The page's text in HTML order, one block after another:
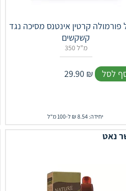
פורמולה קרטין אינטנס מסיכה נגד
קשקשים
350 מ"ל
29.90 ₪ לסל
יחידה: 8.54 ₪ ל-100 מ"ל
נאט